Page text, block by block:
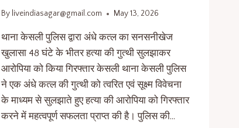
By liveindiasagar@gmail.com May 13, 2026
थाना केसली पुलिस द्वारा अंधे कत्ल का सनसनीखेज
खुलासा 48 घंटे के भीतर हत्या की गुत्थी सुलझाकर
आरोपिया को किया गिरफ्तार केसली थाना केसली पुलिस
ने एक अंधे कत्ल की गुत्थी को त्वरित एवं सूक्ष्म विवेचना
के माध्यम से सुलझाते हुए हत्या की आरोपिया को गिरफ्तार
करने में महत्वपूर्ण सफलता प्राप्त की है। पुलिस की…